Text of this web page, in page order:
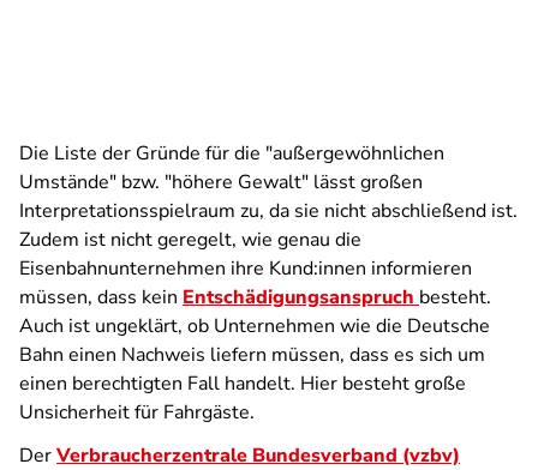
Die Liste der Gründe für die "außergewöhnlichen
Umstände" bzw. "höhere Gewalt" lässt großen
Interpretationsspielraum zu, da sie nicht abschließend ist.
Zudem ist nicht geregelt, wie genau die
Eisenbahnunternehmen ihre Kund:innen informieren
müssen, dass kein Entschädigungsanspruch besteht.
Auch ist ungeklärt, ob Unternehmen wie die Deutsche
Bahn einen Nachweis liefern müssen, dass es sich um
einen berechtigten Fall handelt. Hier besteht große
Unsicherheit für Fahrgäste.
DerVerbraucherzentrale Bundesverband (vzbv)